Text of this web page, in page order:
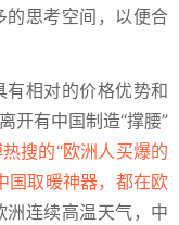
的思考空间，以便合
相对的价格优势和
开有中国制造“撑腰”
搜的“欧洲人买爆的
国取暖神器，都在欧
洲连续高温天气，中